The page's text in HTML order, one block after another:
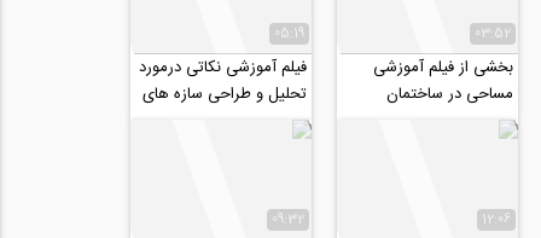
03:52
بخشی از فیلم آموزشی
مساحی در ساختمان
05:19
فیلم آموزشی نکاتی درمورد
تحلیل و طراحی سازه های
باسیستم سقف دال مشبک
(وافل)
12:06
09:32